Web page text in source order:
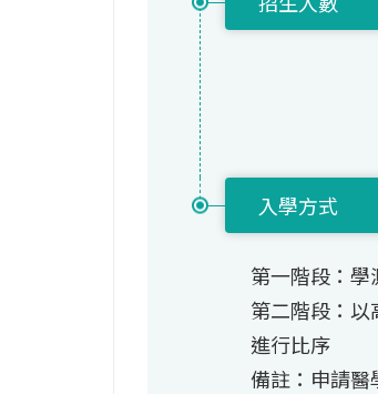
入學方式
第一階段：學
第二階段：
進行比序
備註：申請醫